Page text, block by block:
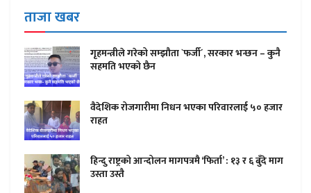
ताजा खबर
गृहमन्त्रीले गरेको सम्झौता `फर्जी´, सरकार भन्छन – कुनै
सहमति भएको छैन
वैदेशिक रोजगारीमा निधन भएका परिवारलाई ५० हजार
राहत
हिन्दु राष्ट्रको आन्दोलन मागपत्रमै ‘फिर्ता’ : १३ र ६ बुँदे माग
उस्ता उस्तै